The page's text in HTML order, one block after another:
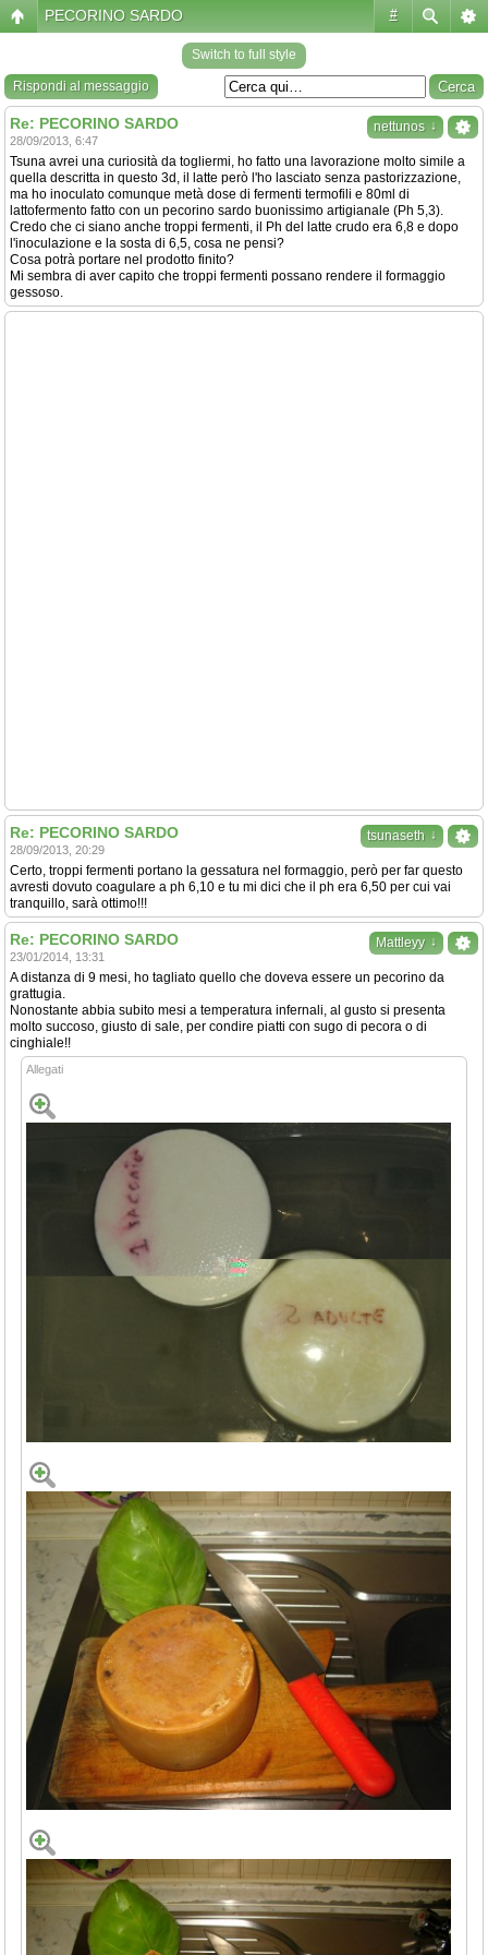
#
PECORINO SARDO
Switch to full style
Rispondi al messaggio
nettunos ↓
Re: PECORINO SARDO
28/09/2013, 6:47
Tsuna avrei una curiosità da togliermi, ho fatto una lavorazione molto simile a
quella descritta in questo 3d, il latte però l'ho lasciato senza pastorizzazione,
ma ho inoculato comunque metà dose di fermenti termofili e 80ml di
lattofermento fatto con un pecorino sardo buonissimo artigianale (Ph 5,3).
Credo che ci siano anche troppi fermenti, il Ph del latte crudo era 6,8 e dopo
l'inoculazione e la sosta di 6,5, cosa ne pensi?
Cosa potrà portare nel prodotto finito?
Mi sembra di aver capito che troppi fermenti possano rendere il formaggio
gessoso.
tsunaseth ↓
Re: PECORINO SARDO
28/09/2013, 20:29
Certo, troppi fermenti portano la gessatura nel formaggio, però per far questo
avresti dovuto coagulare a ph 6,10 e tu mi dici che il ph era 6,50 per cui vai
tranquillo, sarà ottimo!!!
Mattleyy ↓
Re: PECORINO SARDO
23/01/2014, 13:31
A distanza di 9 mesi, ho tagliato quello che doveva essere un pecorino da
grattugia.
Nonostante abbia subito mesi a temperatura infernali, al gusto si presenta
molto succoso, giusto di sale, per condire piatti con sugo di pecora o di
cinghiale!!
Allegati